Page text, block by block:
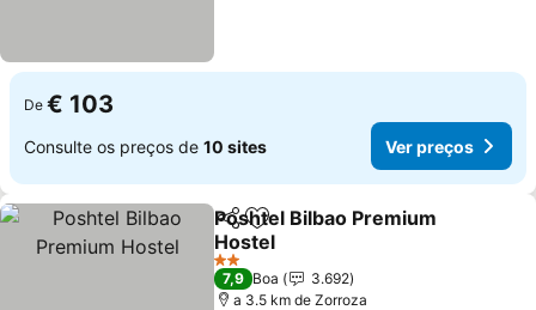
De € 103
Consulte os preços de 10 sites Ver preços
PartilharAdicionar aos favoritos
Poshtel Bilbao Premium
Hostel
2 Estrelas
7,9 Boa
3.692
a 3.5 km de Zorroza